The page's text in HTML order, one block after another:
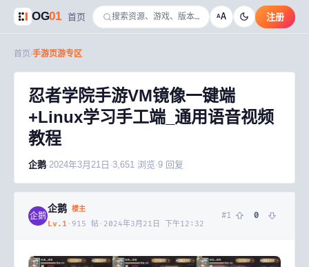
OG01 首页 AA 注册
首页 手游页游专区
忍者学院手游VM镜像一键端
+Linux学习手工端_通用语音视频
教程
企鹅·2024年3月21日 ·3,651 浏览·9 回复
企鹅
企鹅 楼主
Lv. 1 · 915 帖 · 2024年3月21日 下午12:32
#1 0